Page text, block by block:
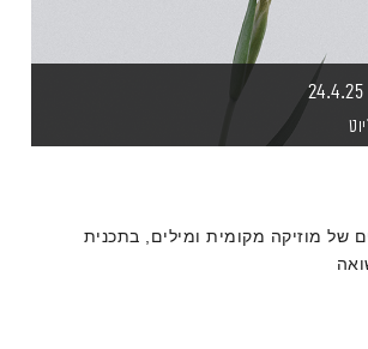
של מוזיקה מקומית ומילים, בתכנית